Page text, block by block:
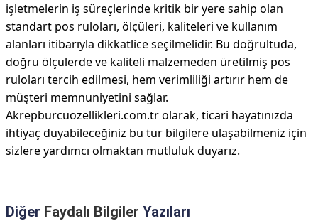
işletmelerin iş süreçlerinde kritik bir yere sahip olan
standart pos ruloları, ölçüleri, kaliteleri ve kullanım
alanları itibarıyla dikkatlice seçilmelidir. Bu doğrultuda,
doğru ölçülerde ve kaliteli malzemeden üretilmiş pos
ruloları tercih edilmesi, hem verimliliği artırır hem de
müşteri memnuniyetini sağlar.
Akrepburcuozellikleri.com.tr olarak, ticari hayatınızda
ihtiyaç duyabileceğiniz bu tür bilgilere ulaşabilmeniz için
sizlere yardımcı olmaktan mutluluk duyarız.
Diğer Faydalı Bilgiler Yazıları